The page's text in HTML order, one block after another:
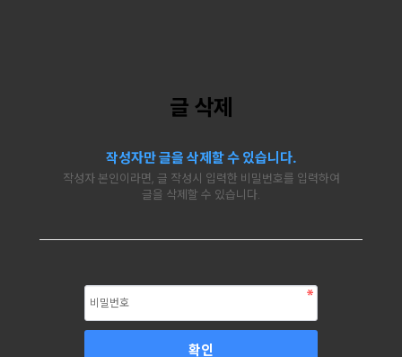
글 삭제
작성자만 글을 삭제할 수 있습니다.
작성자 본인이라면, 글 작성시 입력한 비밀번호를 입력하여
글을 삭제할 수 있습니다.